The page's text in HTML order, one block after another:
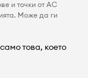
и точки от AC
Може да ги
това, което